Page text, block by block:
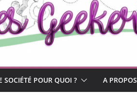
SOCIÉTÉ POUR QUOI ? A PROPOS